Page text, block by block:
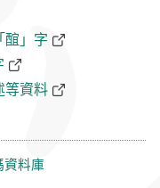
䣾」字
等資料
資料庫